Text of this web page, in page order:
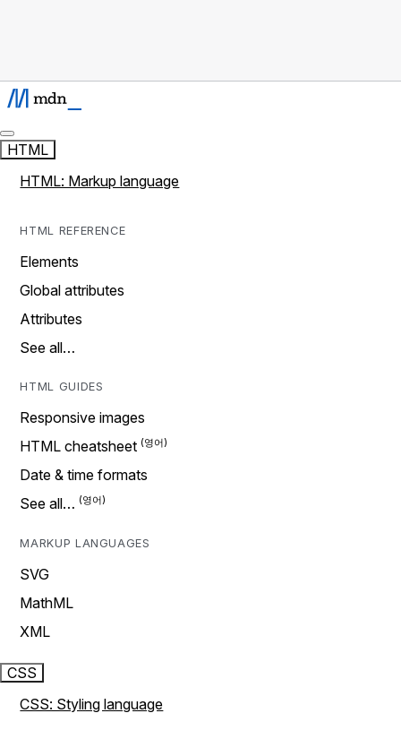
HTML
HTML: Markup language
HTML REFERENCE
Elements
Global attributes
Attributes
See all…
HTML GUIDES
Responsive images
HTML cheatsheet
Date & time formats
See all…
MARKUP LANGUAGES
SVG
MathML
XML
CSS
CSS: Styling language